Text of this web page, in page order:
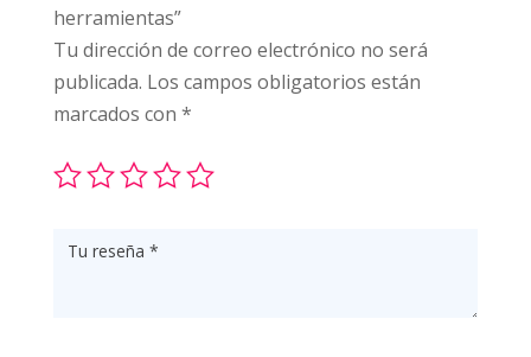
herramientas”
Tu dirección de correo electrónico no será
publicada. Los campos obligatorios están
marcados con *